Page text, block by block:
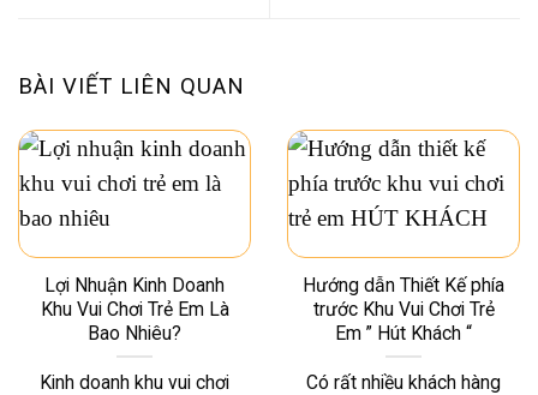
BÀI VIẾT LIÊN QUAN
Lợi Nhuận Kinh Doanh
Khu Vui Chơi Trẻ Em Là
Bao Nhiêu?
Kinh doanh khu vui chơi
Hướng dẫn Thiết Kế phía
trước Khu Vui Chơi Trẻ
Em ” Hút Khách “
Có rất nhiều khách hàng